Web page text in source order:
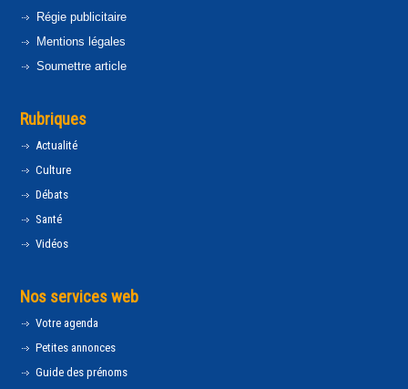
Régie publicitaire
Mentions légales
Soumettre article
Rubriques
Actualité
Culture
Débats
Santé
Vidéos
Nos services web
Votre agenda
Petites annonces
Guide des prénoms